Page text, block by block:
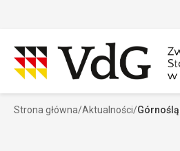
Szukaj
Strona główna/Aktualności/